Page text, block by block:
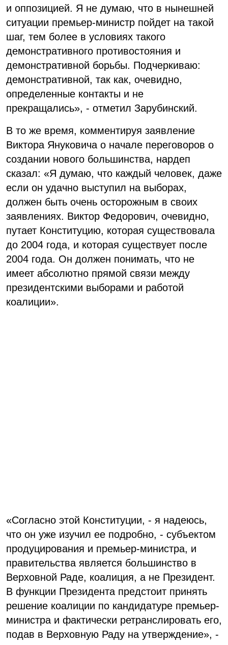
и оппозицией. Я не думаю, что в нынешней
ситуации премьер-министр пойдет на такой
шаг, тем более в условиях такого
демонстративного противостояния и
демонстративной борьбы. Подчеркиваю:
демонстративной, так как, очевидно,
определенные контакты и не
прекращались», - отметил Зарубинский.
В то же время, комментируя заявление
Виктора Януковича о начале переговоров о
создании нового большинства, нардеп
сказал: «Я думаю, что каждый человек, даже
если он удачно выступил на выборах,
должен быть очень осторожным в своих
заявлениях. Виктор Федорович, очевидно,
путает Конституцию, которая существовала
до 2004 года, и которая существует после
2004 года. Он должен понимать, что не
имеет абсолютно прямой связи между
президентскими выборами и работой
коалиции».
«Согласно этой Конституции, - я надеюсь,
что он уже изучил ее подробно, - субъектом
продуцирования и премьер-министра, и
правительства является большинство в
Верховной Раде, коалиция, а не Президент.
В функции Президента предстоит принять
решение коалиции по кандидатуре премьер-
министра и фактически ретранслировать его,
подав в Верховную Раду на утверждение», -